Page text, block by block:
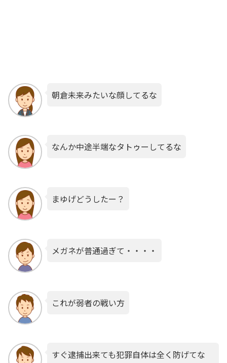
朝倉未来みたいな顔してるな
なんか中途半端なタトゥーしてるな
まゆげどうしたー？
メガネが普通過ぎて・・・・
これが弱者の戦い方
すぐ逮捕出来ても犯罪自体は全く防げてな